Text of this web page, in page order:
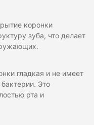
коронки
зуба, что делает
гладкая и не имеет
Это
рта и